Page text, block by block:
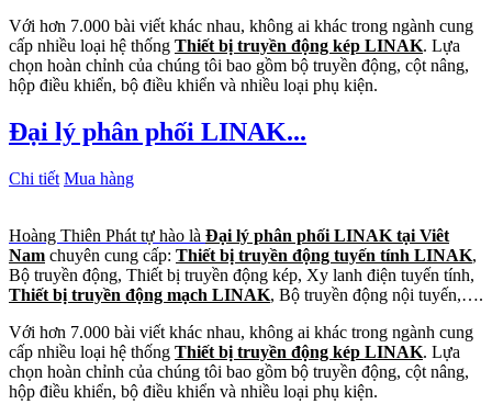
Với hơn 7.000 bài viết khác nhau, không ai khác trong ngành cung
cấp nhiều loại hệ thống Thiết bị truyền động kép LINAK. Lựa
chọn hoàn chỉnh của chúng tôi bao gồm bộ truyền động, cột nâng,
hộp điều khiển, bộ điều khiển và nhiều loại phụ kiện.
Đại lý phân phối LINAK...
Chi tiết Mua hàng
Hoàng Thiên Phát tự hào là Đại lý phân phối LINAK tại Viêt
Nam chuyên cung cấp: Thiết bị truyền động tuyến tính LINAK,
Bộ truyền động, Thiết bị truyền động kép, Xy lanh điện tuyến tính,
Thiết bị truyền động mạch LINAK, Bộ truyền động nội tuyến,….
Với hơn 7.000 bài viết khác nhau, không ai khác trong ngành cung
cấp nhiều loại hệ thống Thiết bị truyền động kép LINAK. Lựa
chọn hoàn chỉnh của chúng tôi bao gồm bộ truyền động, cột nâng,
hộp điều khiển, bộ điều khiển và nhiều loại phụ kiện.